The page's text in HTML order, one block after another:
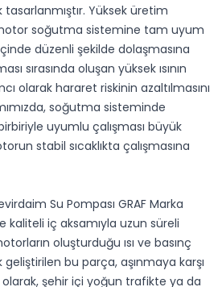
Yüksek üretim
soğutma sistemine tam uyum
düzenli şekilde dolaşmasına
sırasında oluşan yüksek ısının
olarak hararet riskinin azaltılmasını
soğutma sisteminde
uyumlu çalışması büyük
stabil sıcaklıkta çalışmasına
Su Pompası GRAF Marka
kaliteli iç aksamıyla uzun süreli
oluşturduğu ısı ve basınç
bu parça, aşınmaya karşı
şehir içi yoğun trafikte ya da